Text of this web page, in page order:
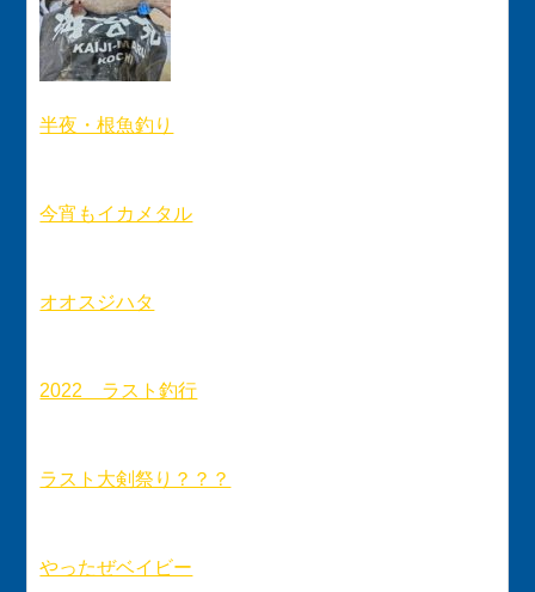
半夜・根魚釣り
今宵もイカメタル
オオスジハタ
2022 ラスト釣行
ラスト大剣祭り？？？
やったぜベイビー